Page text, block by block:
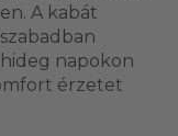
A kabát
napokon
érzetet